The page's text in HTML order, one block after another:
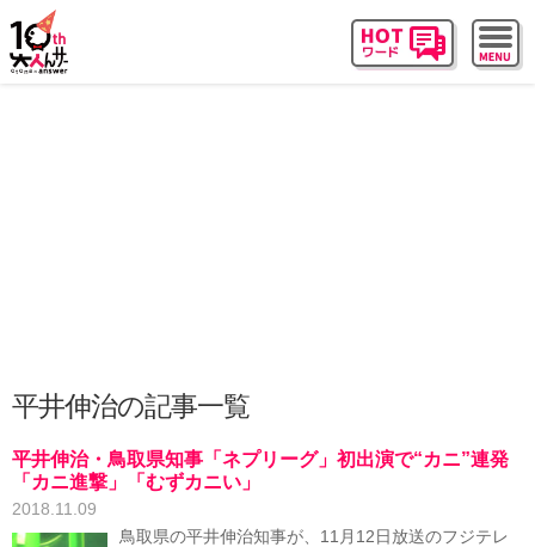
平井伸治の記事一覧
平井伸治・鳥取県知事「ネプリーグ」初出演で“カニ”連発
「カニ進撃」「むずカニい」
2018.11.09
鳥取県の平井伸治知事が、11月12日放送のフジテレ